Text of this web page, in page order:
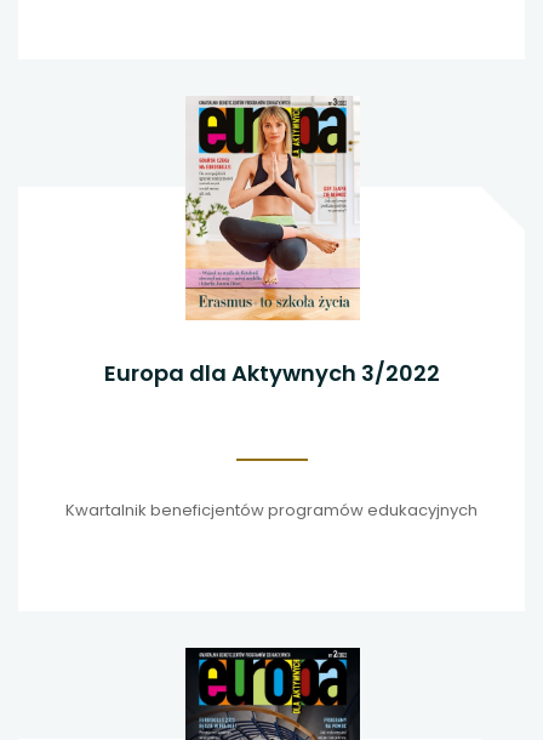
Europa dla Aktywnych 3/2022
Kwartalnik beneficjentów programów edukacyjnych